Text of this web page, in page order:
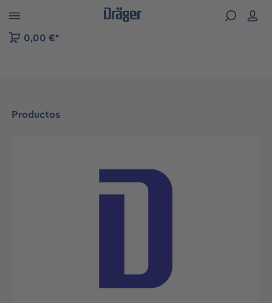
to B2B platform navigation
0,00 €*
Productos
Omitir galería de imágenes